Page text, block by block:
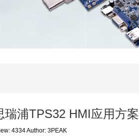
浦TPS32 HMI应用方案
4334 Author: 3PEAK